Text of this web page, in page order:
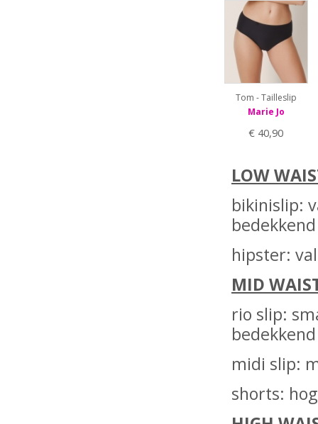
Tom - Tailleslip
Marie Jo
€ 40,90
LOW
bikinislip:
bedekkend
hipster:
MID
rio slip:
bedekkend
midi slip:
shorts: